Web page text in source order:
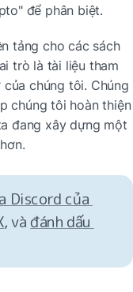
để phân biệt.
tảng cho các sách
trò là tài liệu tham
chúng tôi. Chúng
chúng tôi hoàn thiện
đang xây dựng một
Discord của
, và đánh dấu